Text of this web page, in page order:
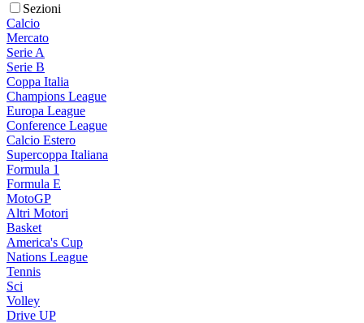
Sezioni
Calcio
Mercato
Serie A
Serie B
Coppa Italia
Champions League
Europa League
Conference League
Calcio Estero
Supercoppa Italiana
Formula 1
Formula E
MotoGP
Altri Motori
Basket
America's Cup
Nations League
Tennis
Sci
Volley
Drive UP